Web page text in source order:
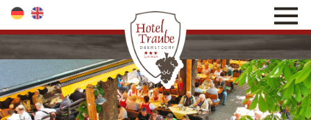
direkt zur Navigation
direkt zum Inhalt